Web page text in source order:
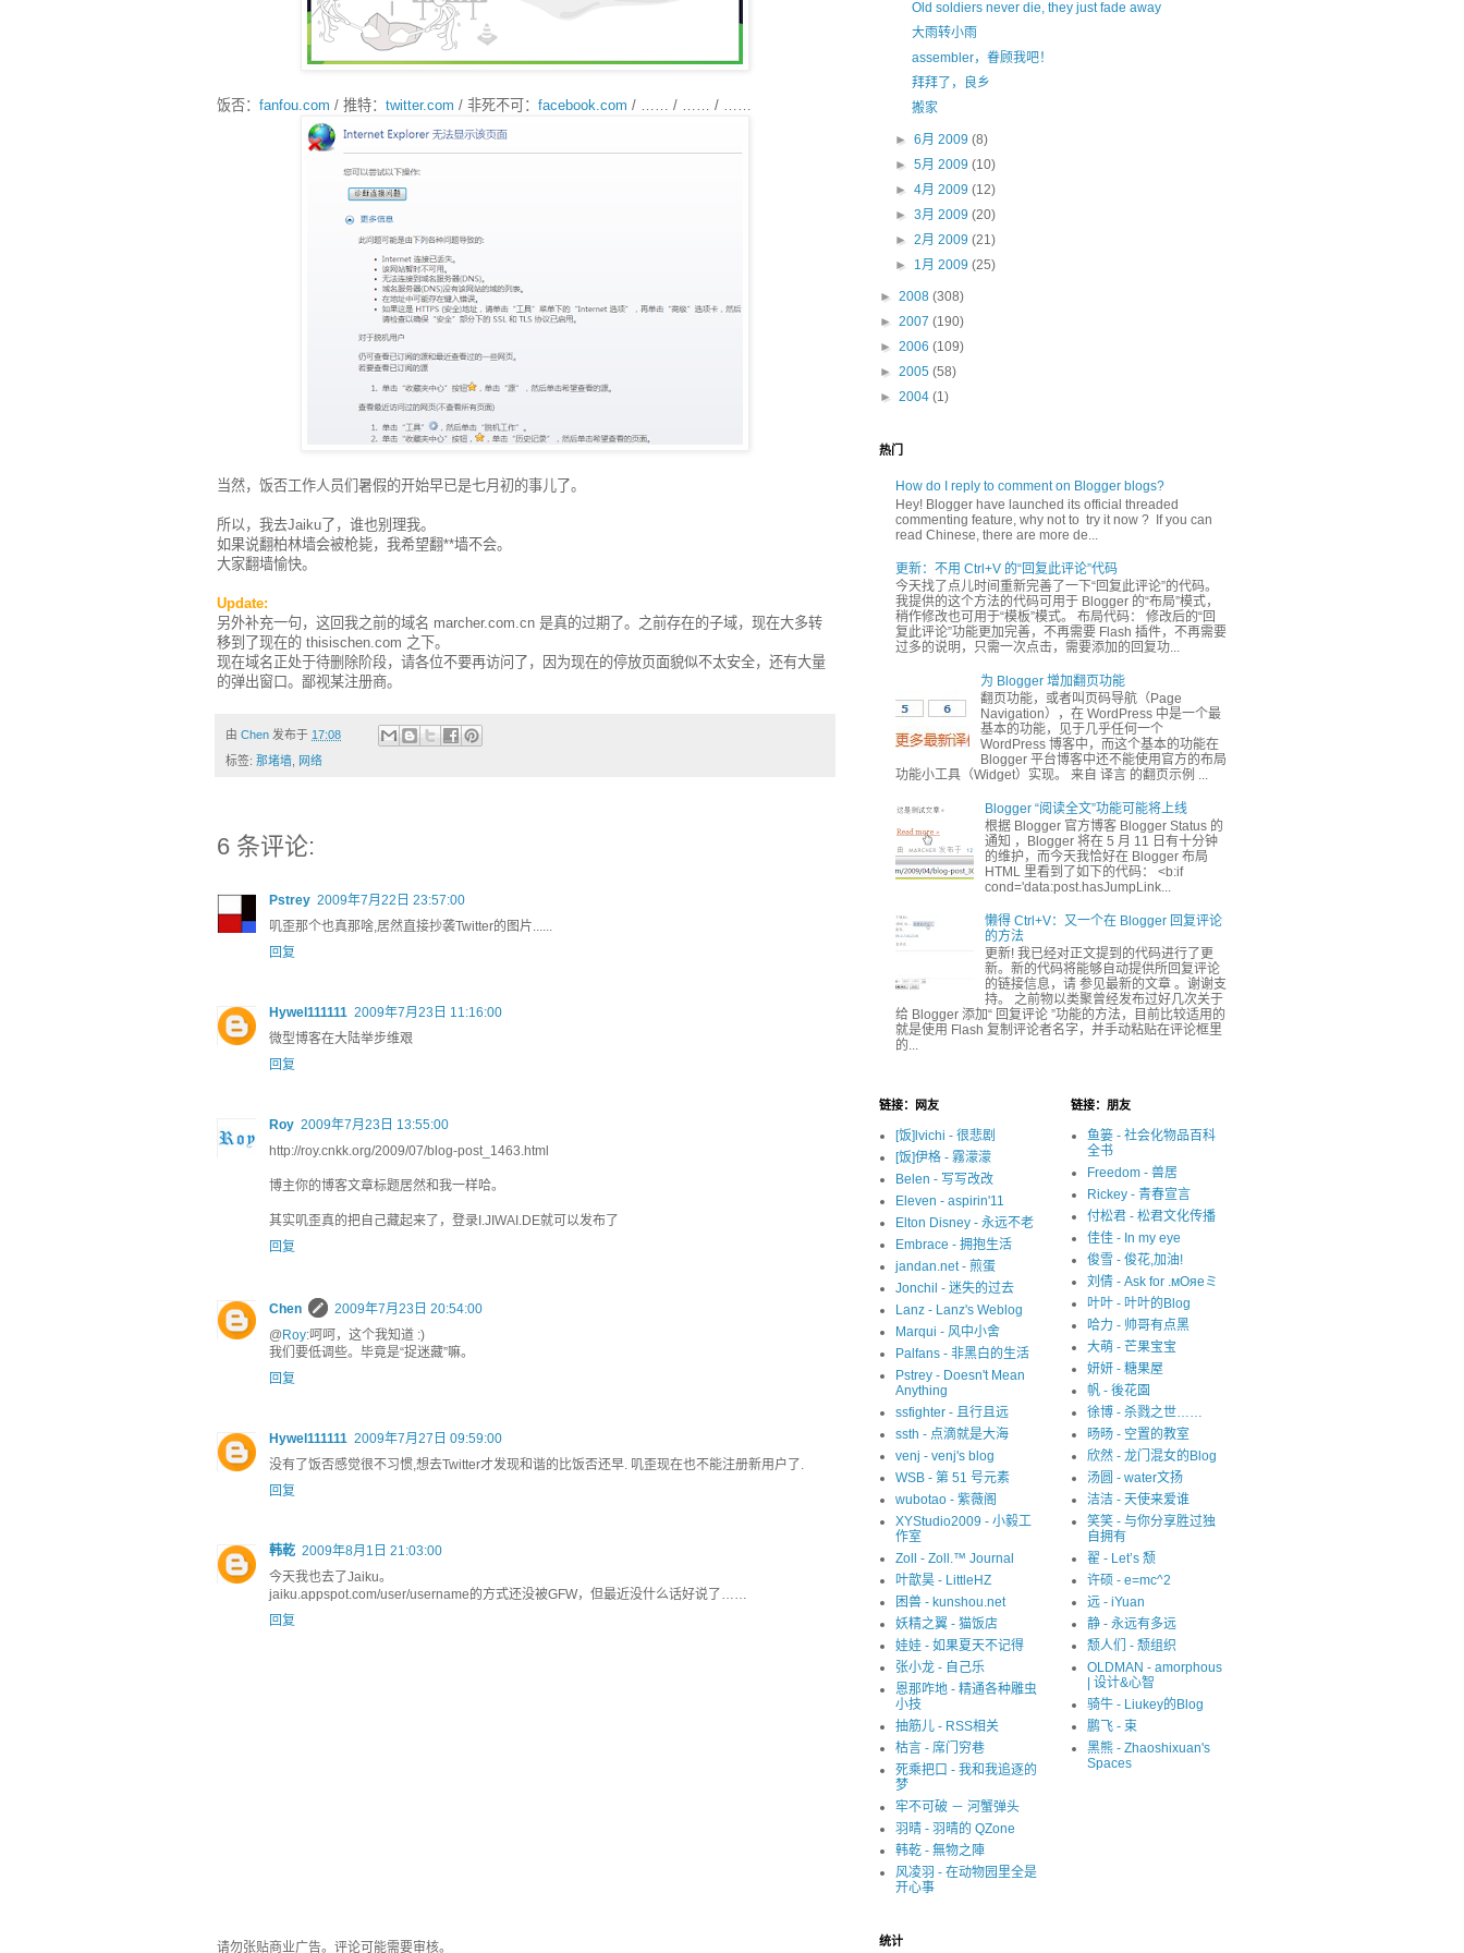
饭否： fanfou.com / 推特： twitter.com / 非死不可： facebook.com / …… / …… / ……
当然，饭否工作人员们暑假的开始早已是七月初的事儿了。
所以，我去Jaiku了，谁也别理我。
如果说翻柏林墙会被枪毙，我希望翻**墙不会。
大家翻墙愉快。
Update:
另外补充一句，这回我之前的域名 marcher.com.cn 是真的过期了。之前存在的子域，现在大多转
移到了现在的 thisischen.com 之下。
现在域名正处于待删除阶段，请各位不要再访问了，因为现在的停放页面貌似不太安全，还有大量
的弹出窗口。鄙视某注册商。
由 Chen 发布于 17:08
标签: 那堵墙 网络
6 条评论:
Pstrey 2009年7月22日 23:57:00
叽歪那个也真那啥,居然直接抄袭Twitter的图片......
回复
Hywel111111 2009年7月23日 11:16:00
微型博客在大陆举步维艰
回复
Roy 2009年7月23日 13:55:00
http://roy.cnkk.org/2009/07/blog-post_1463.html
博主你的博客文章标题居然和我一样哈。
其实叽歪真的把自己藏起来了，登录I.JIWAI.DE就可以发布了
回复
Chen
2009年7月23日 20:54:00
@ Roy:呵呵，这个我知道 :)
我们要低调些。毕竟是“捉迷藏”嘛。
回复
Hywel111111 2009年7月27日 09:59:00
没有了饭否感觉很不习惯,想去Twitter才发现和谐的比饭否还早. 叽歪现在也不能注册新用户了.
回复
韩乾 2009年8月1日 21:03:00
今天我也去了Jaiku。
jaiku.appspot.com/user/username的方式还没被GFW，但最近没什么话好说了……
回复
请勿张贴商业广告。评论可能需要审核。
Old soldiers never die, they just fade away
大雨转小雨
assembler，眷顾我吧！
拜拜了，良乡
搬家
►6月 2009(8)
►5月 2009(10)
►4月 2009(12)
►3月 2009(20)
►2月 2009(21)
► 1月 2009(25)
► 2008 (308)
► 2007 (190)
► 2006 (109)
► 2005 (58)
► 2004 (1)
热门
How do I reply to comment on Blogger blogs?
Hey! Blogger have launched its official threaded
commenting feature, why not to try it now ? If you can
read Chinese, there are more de...
更新：不用 Ctrl+V 的“回复此评论”代码
今天找了点儿时间重新完善了一下“回复此评论”的代码。
我提供的这个方法的代码可用于 Blogger 的“布局”模式，
稍作修改也可用于“模板”模式。 布局代码： 修改后的“回
复此评论”功能更加完善，不再需要 Flash 插件，不再需要
过多的说明，只需一次点击，需要添加的回复功...
为 Blogger 增加翻页功能
翻页功能，或者叫页码导航（Page
Navigation），在 WordPress 中是一个最
基本的功能，见于几乎任何一个
WordPress 博客中，而这个基本的功能在
Blogger 平台博客中还不能使用官方的布局
功能小工具（Widget）实现。 来自 译言 的翻页示例 ...
Blogger “阅读全文”功能可能将上线
根据 Blogger 官方博客 Blogger Status 的
通知 ，Blogger 将在 5 月 11 日有十分钟
的维护，而今天我恰好在 Blogger 布局
HTML 里看到了如下的代码： <b:if
cond='data:post.hasJumpLink...
懒得 Ctrl+V：又一个在 Blogger 回复评论
的方法
更新! 我已经对正文提到的代码进行了更
新。新的代码将能够自动提供所回复评论
的链接信息，请 参见最新的文章 。谢谢支
持。 之前物以类聚曾经发布过好几次关于
给 Blogger 添加“ 回复评论 ”功能的方法，目前比较适用的
就是使用 Flash 复制评论者名字，并手动粘贴在评论框里
的...
链接：网友
[饭]lvichi - 很悲剧
[饭]伊格 - 霧濛濛
Belen - 写写改改
Eleven - aspirin'11
Elton Disney - 永远不老
Embrace - 拥抱生活
jandan.net - 煎蛋
Jonchil - 迷失的过去
Lanz - Lanz's Weblog
Marqui - 风中小舍
Palfans - 非黑白的生活
Pstrey - Doesn't Mean
Anything
ssfighter - 且行且远
ssth - 点滴就是大海
venj - venj's blog
WSB - 第 51 号元素
wubotao - 紫薇阁
XYStudio2009 - 小毅工
作室
Zoll - Zoll.™ Journal
叶歆昊 - LittleHZ
困兽 - kunshou.net
妖精之翼 - 猫饭店
娃娃 - 如果夏天不记得
张小龙 - 自己乐
恩那咋地 - 精通各种雕虫
小技
抽筋儿 - RSS相关
枯言 - 席门穷巷
死乘把口 - 我和我追逐的
梦
牢不可破 － 河蟹弹头
羽晴 - 羽晴的 QZone
韩乾 - 無物之陣
风凌羽 - 在动物园里全是
开心事
链接：朋友
鱼篓 - 社会化物品百科
全书
Freedom - 兽居
Rickey - 青春宣言
付松君 - 松君文化传播
佳佳 - In my eye
俊雪 - 俊花,加油!
刘倩 - Ask for .мОяеミ
叶叶 - 叶叶的Blog
哈力 - 帅哥有点黑
大萌 - 芒果宝宝
妍妍 - 糖果屋
帆 - 後花園
徐博 - 杀戮之世……
旸旸 - 空置的教室
欣然 - 龙门混女的Blog
汤圆 - water文扬
洁洁 - 天使来爱谁
笑笑 - 与你分享胜过独
自拥有
翟 - Let’s 颓
许硕 - e=mc^2
远 - iYuan
静 - 永远有多远
颓人们 - 颓组织
OLDMAN - amorphous
| 设计&心智
骑牛 - Liukey的Blog
鹏飞 - 束
黑熊 - Zhaoshixuan's
Spaces
统计